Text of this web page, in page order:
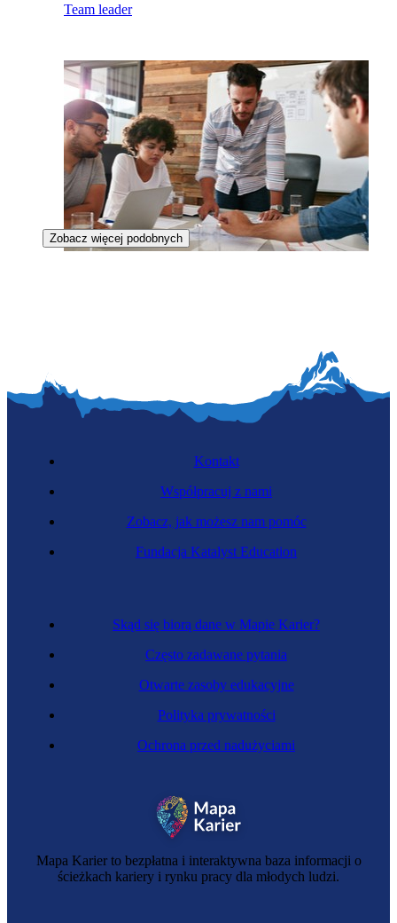
Team leader
Zawód przyszłości
Menedżer wielokulturowości
Zobacz więcej podobnych
Mapa Karier to bezpłatna i interaktywna baza informacji o
ścieżkach kariery i rynku pracy dla młodych ludzi.
Skąd się biorą dane w Mapie Karier?
Często zadawane pytania
Otwarte zasoby edukacyjne
Polityka prywatności
Ochrona przed nadużyciami
Kontakt
Współpracuj z nami
Zobacz, jak możesz nam pomóc
Fundacja Katalyst Education